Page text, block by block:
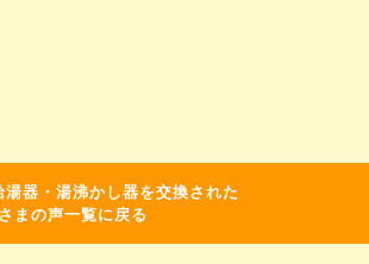
器・湯沸かし器を交換された
まの声一覧に戻る